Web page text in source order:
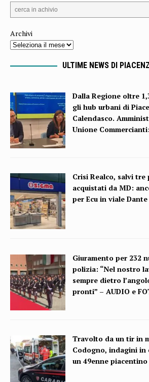
Archivi
ULTIME NEWS DI
Dalla Regione oltre
gli hub urbani di
Calendasco.
Unione
Crisi Realco, salvi
acquistati da MD:
per Ecu in viale Dante
Giuramento per 232
polizia: “Nel nostro
sempre dietro
pronti” – AUDIO e
Travolto da un tir in
Codogno, indagini in
un 49enne piacentino